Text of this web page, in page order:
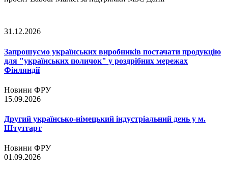
31.12.2026
Запрошуємо українських виробників постачати продукцію
для "українських поличок" у роздрібних мережах
Фінляндії
Новини ФРУ
15.09.2026
Другий українсько-німецький індустріальний день у м.
Штутгарт
Новини ФРУ
01.09.2026